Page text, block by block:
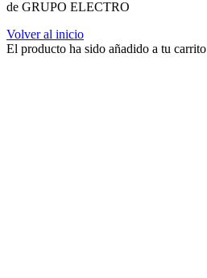
de GRUPO ELECTRO
Volver al inicio
El producto ha sido añadido a tu carrito